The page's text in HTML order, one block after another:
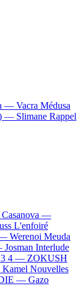
— Vacra Médusa
— Slimane Rappel
Casanova —
L'enfoiré
— Werenoi Meuda
Josman Interlude
3 4 — ZOKUSH
Kamel Nouvelles
— Gazo